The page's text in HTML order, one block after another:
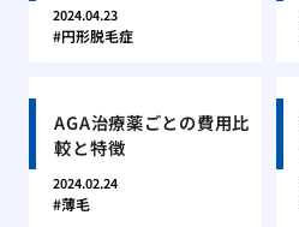
2024.04.23
円形脱毛症
AGA治療薬ごとの費用比
較と特徴
2024.02.24
薄毛